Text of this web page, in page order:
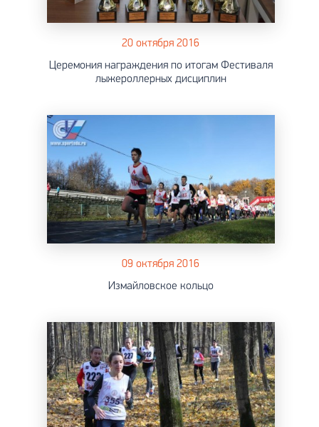
20 октября 2016
Церемония награждения по итогам Фестиваля
лыжероллерных дисциплин
09 октября 2016
Измайловское кольцо